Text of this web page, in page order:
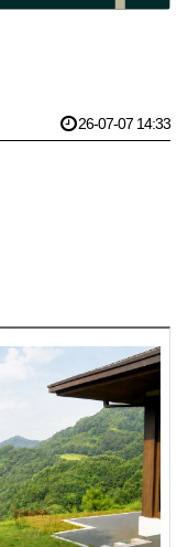
26-07-07 14:33